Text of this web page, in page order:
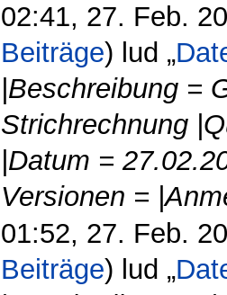
02:41, 27. Feb.
Beiträge) lud „
|Beschreibung =
Strichrechnung
|Datum =
Versionen =
01:52, 27. Feb.
Beiträge) lud „